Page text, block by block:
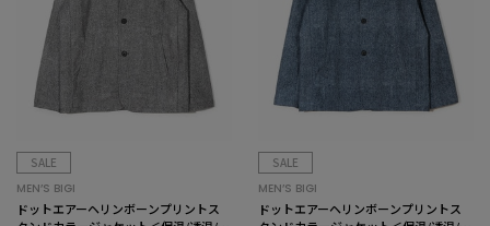
SALE
MEN’S BIGI
ドットエアーヘリンボーンプリントス
SALE
MEN’S BIGI
ドットエアーヘリンボーンプリントス